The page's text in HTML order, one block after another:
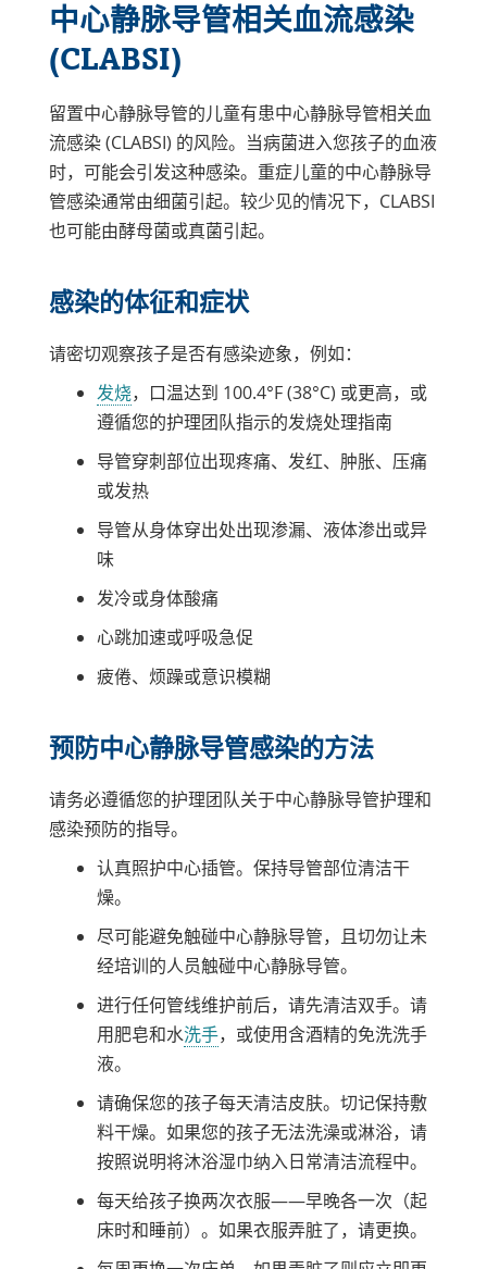
中心静脉导管相关血流感染
(CLABSI)
留置中心静脉导管的儿童有患中心静脉导管相关血
流感染 (CLABSI) 的风险。当病菌进入您孩子的血液
时，可能会引发这种感染。重症儿童的中心静脉导
管感染通常由细菌引起。较少见的情况下，CLABSI
也可能由酵母菌或真菌引起。
感染的体征和症状
请密切观察孩子是否有感染迹象，例如：
发烧，口温达到 100.4°F (38°C) 或更高，或
遵循您的护理团队指示的发烧处理指南
导管穿刺部位出现疼痛、发红、肿胀、压痛
或发热
导管从身体穿出处出现渗漏、液体渗出或异
味
发冷或身体酸痛
心跳加速或呼吸急促
疲倦、烦躁或意识模糊
预防中心静脉导管感染的方法
请务必遵循您的护理团队关于中心静脉导管护理和
感染预防的指导。
认真照护中心插管。保持导管部位清洁干
燥。
尽可能避免触碰中心静脉导管，且切勿让未
经培训的人员触碰中心静脉导管。
进行任何管线维护前后，请先清洁双手。请
用肥皂和水洗手，或使用含酒精的免洗洗手
液。
请确保您的孩子每天清洁皮肤。切记保持敷
料干燥。如果您的孩子无法洗澡或淋浴，请
按照说明将沐浴湿巾纳入日常清洁流程中。
每天给孩子换两次衣服——早晚各一次（起
床时和睡前）。如果衣服弄脏了，请更换。